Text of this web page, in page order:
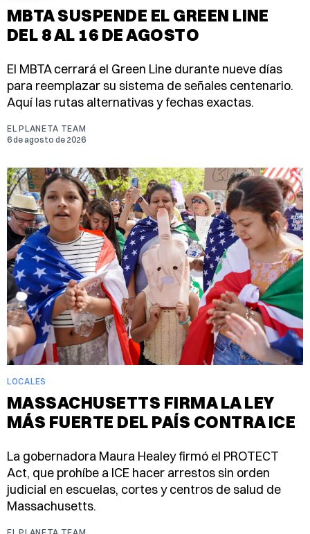
MBTA SUSPENDE EL GREEN LINE
DEL 8 AL 16 DE AGOSTO
El MBTA cerrará el Green Line durante nueve días
para reemplazar su sistema de señales centenario.
Aquí las rutas alternativas y fechas exactas.
EL PLANETA TEAM
6 de agosto de 2026
LOCALES
MASSACHUSETTS FIRMA LA LEY
MÁS FUERTE DEL PAÍS CONTRA ICE
La gobernadora Maura Healey firmó el PROTECT
Act, que prohíbe a ICE hacer arrestos sin orden
judicial en escuelas, cortes y centros de salud de
Massachusetts.